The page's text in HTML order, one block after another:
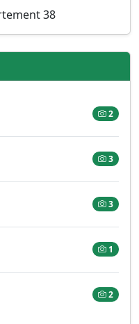
2
3
3
1
2